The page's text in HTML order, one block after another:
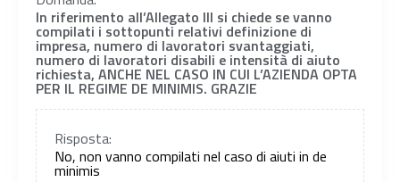
In riferimento all’Allegato III si chiede se vanno
compilati i sottopunti relativi definizione di
impresa, numero di lavoratori svantaggiati,
numero di lavoratori disabili e intensità di aiuto
richiesta, ANCHE NEL CASO IN CUI L’AZIENDA OPTA
PER IL REGIME DE MINIMIS. GRAZIE
Risposta:
No, non vanno compilati nel caso di aiuti in de
minimis